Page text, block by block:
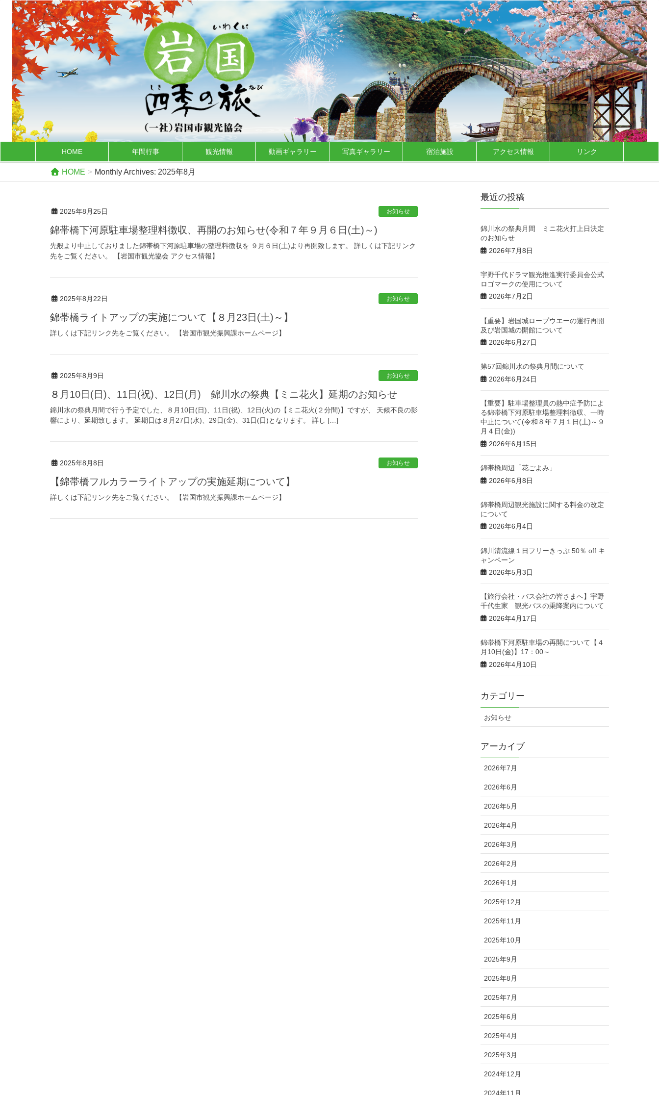
HOME 年間行事 観光情報 動画ギャラリー 写真ギャラリー 宿泊施設 アクセス情報 リンク
HOME Monthly Archives: 2025年8月
2025年8月25日 お知らせ
錦帯橋下河原駐車場整理料徴収、再開のお知らせ(令和７年９月６日(土)～)
先般より中止しておりました錦帯橋下河原駐車場の整理料徴収を ９月６日(土)より再開致します。 詳しくは下記リンク
先をご覧ください。 【岩国市観光協会 アクセス情報】
2025年8月22日 お知らせ
錦帯橋ライトアップの実施について【８月23日(土)～】
詳しくは下記リンク先をご覧ください。 【岩国市観光振興課ホームページ】
2025年8月9日 お知らせ
８月10日(日)、11日(祝)、12日(月) 錦川水の祭典【ミニ花火】延期のお知らせ
錦川水の祭典月間で行う予定でした、８月10日(日)、11日(祝)、12日(火)の【ミニ花火(２分間)】ですが、 天候不良の影
響により、延期致します。 延期日は８月27日(水)、29日(金)、31日(日)となります。 詳し […]
2025年8月8日 お知らせ
【錦帯橋フルカラーライトアップの実施延期について】
詳しくは下記リンク先をご覧ください。 【岩国市観光振興課ホームページ】
最近の投稿
錦川水の祭典月間 ミニ花火打上日決定
のお知らせ
2026年7月8日
宇野千代ドラマ観光推進実行委員会公式
ロゴマークの使用について
2026年7月2日
【重要】岩国城ロープウエーの運行再開
及び岩国城の開館について
2026年6月27日
第57回錦川水の祭典月間について
2026年6月24日
【重要】駐車場整理員の熱中症予防によ
る錦帯橋下河原駐車場整理料徴収、一時
中止について(令和８年７月１日(土)～９
月４日(金))
2026年6月15日
錦帯橋周辺「花ごよみ」
2026年6月8日
錦帯橋周辺観光施設に関する料金の改定
について
2026年6月4日
錦川清流線１日フリーきっぷ 50％ off キ
ャンペーン
2026年5月3日
【旅行会社・バス会社の皆さまへ】宇野
千代生家 観光バスの乗降案内について
2026年4月17日
錦帯橋下河原駐車場の再開について【４
月10日(金)】17：00～
2026年4月10日
カテゴリー
お知らせ
アーカイブ
2026年7月
2026年6月
2026年5月
2026年4月
2026年3月
2026年2月
2026年1月
2025年12月
2025年11月
2025年10月
2025年9月
2025年8月
2025年7月
2025年6月
2025年4月
2025年3月
2024年12月
2024年11月